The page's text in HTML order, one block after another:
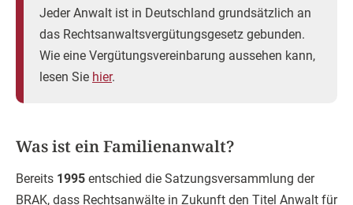
Jeder Anwalt ist in Deutschland grundsätzlich an
das Rechtsanwaltsvergütungsgesetz gebunden.
Wie eine Vergütungsvereinbarung aussehen kann,
lesen Sie hier.
Was ist ein Familienanwalt?
Bereits 1995 entschied die Satzungsversammlung der
BRAK, dass Rechtsanwälte in Zukunft den Titel Anwalt für